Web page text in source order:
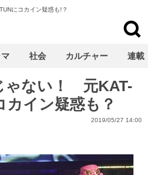
にコカイン疑惑も!？
ゃない！ 元KAT-
カイン疑惑も？
2019/05/27 14:00
マ 社会 カルチャー 連載